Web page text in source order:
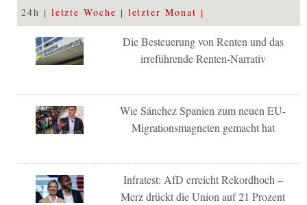
24h letzte Woche letzter Monat
Die Besteuerung von Renten und das
irreführende Renten-Narrativ
Wie Sánchez Spanien zum neuen EU-
Migrationsmagneten gemacht hat
Infratest: AfD erreicht Rekordhoch –
Merz drückt die Union auf 21 Prozent